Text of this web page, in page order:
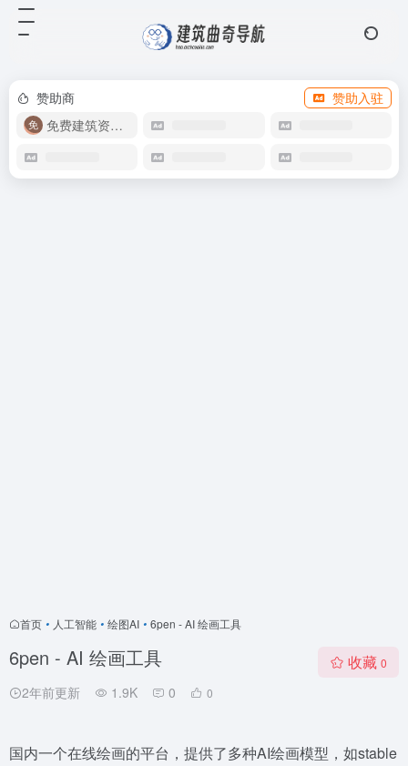
赞助商
赞助入驻
免费建筑资源库
首页 • 人工智能 • 绘图AI • 6pen - AI 绘画工具
6pen - AI 绘画工具
2年前更新 1.9K 0 0
收藏 0
国内一个在线绘画的平台，提供了多种AI绘画模型，如stable